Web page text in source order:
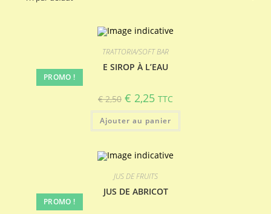
PROMO !
TRATTORIA/SOFT BAR
E SIROP À L’EAU
€2,50 Le
prix
initial
était :
€ 2,50.
€ 2,25 Le
prix
actuel
est :
€ 2,25.
TTC
Ajouter au panier
PROMO !
JUS DE FRUITS
JUS DE ABRICOT